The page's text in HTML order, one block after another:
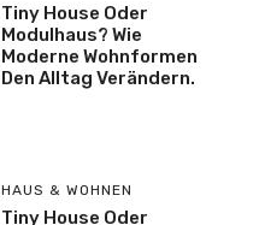
Tiny House Oder
Modulhaus? Wie
Moderne Wohnformen
Den Alltag Verändern.
HAUS & WOHNEN
Tiny House Oder